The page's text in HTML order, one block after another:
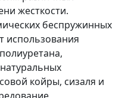
жесткости.
беспружинных
использования
койры, сизаля и